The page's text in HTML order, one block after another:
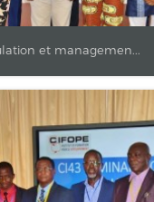
et managemen...